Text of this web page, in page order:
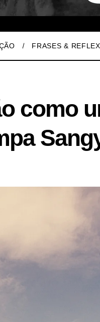
FRASES &
como